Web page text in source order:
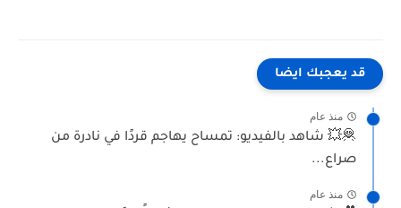
قد يعجبك ايضا
منذ عام
🦧💥 شاهد بالفيديو: تمساح يهاجم قردًا في نادرة من
صراع...
منذ عام